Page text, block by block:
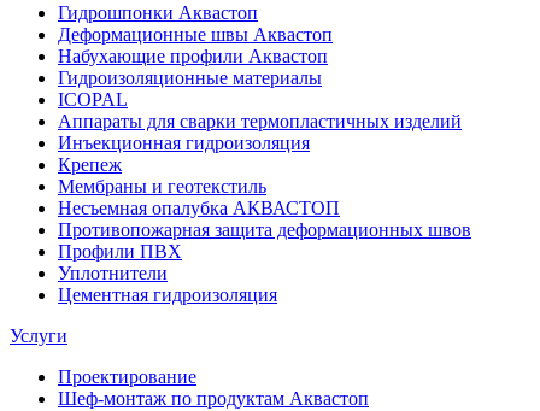
Гидрошпонки Аквастоп
Деформационные швы Аквастоп
Набухающие профили Аквастоп
Гидроизоляционные материалы
ICOPAL
Аппараты для сварки термопластичных изделий
Инъекционная гидроизоляция
Крепеж
Мембраны и геотекстиль
Несъемная опалубка АКВАСТОП
Противопожарная защита деформационных швов
Профили ПВХ
Уплотнители
Цементная гидроизоляция
Услуги
Проектирование
Шеф-монтаж по продуктам Аквастоп